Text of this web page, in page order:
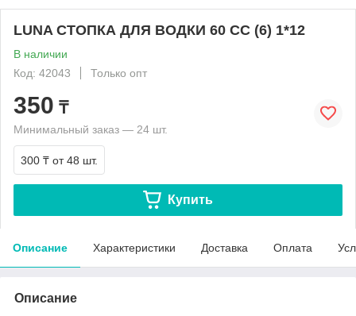
LUNA СТОПКА ДЛЯ ВОДКИ 60 CC (6) 1*12
В наличии
Код: 42043
Только опт
350 ₸
Минимальный заказ — 24 шт.
300 ₸ от 48 шт.
Купить
Описание Характеристики Доставка Оплата
Описание